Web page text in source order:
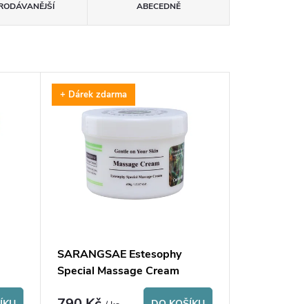
ABECEDNĚ
+ Dárek zdarma
SARANGSAE Estesophy
Special Massage Cream